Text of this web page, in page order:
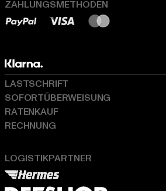
ZAHLUNGSMETHODEN
LOGISTIKPARTNER
LASTSCHRIFT
SOFORTÜBERWEISUNG
RATENKAUF
RECHNUNG